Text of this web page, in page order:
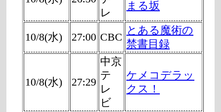
レ
まる坂
10/8(水) 27:00 CBC
とある魔術の
禁書目録
10/8(水) 27:29
中京
テ
レ
ビ
ケメコデラッ
クス！